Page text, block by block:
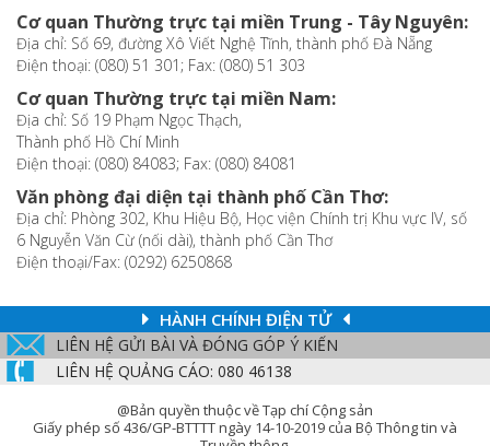
Cơ quan Thường trực tại miền Trung - Tây Nguyên:
Địa chỉ: Số 69, đường Xô Viết Nghệ Tĩnh, thành phố Đà Nẵng
Điện thoại: (080) 51 301; Fax: (080) 51 303
Cơ quan Thường trực tại miền Nam:
Địa chỉ: Số 19 Phạm Ngọc Thạch,
Thành phố Hồ Chí Minh
Điện thoại: (080) 84083; Fax: (080) 84081
Văn phòng đại diện tại thành phố Cần Thơ:
Địa chỉ: Phòng 302, Khu Hiệu Bộ, Học viện Chính trị Khu vực IV, số
6 Nguyễn Văn Cừ (nối dài), thành phố Cần Thơ
Điện thoại/Fax: (0292) 6250868
HÀNH CHÍNH ĐIỆN TỬ
LIÊN HỆ GỬI BÀI VÀ ĐÓNG GÓP Ý KIẾN
LIÊN HỆ QUẢNG CÁO: 080 46138
@Bản quyền thuộc về Tạp chí Cộng sản
Giấy phép số 436/GP-BTTTT ngày 14-10-2019 của Bộ Thông tin và